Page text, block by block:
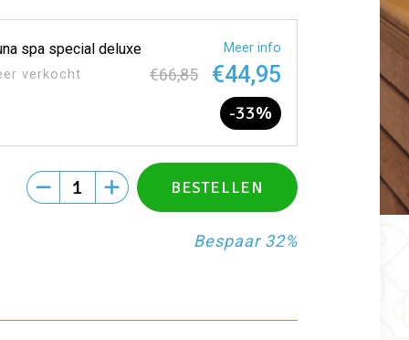
spa special deluxe
Meer info
verkocht
€66,85 €44,95
-33%
Bespaar 32%